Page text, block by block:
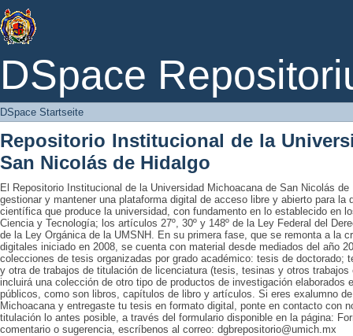
DSpace
DSpace Startseite
DSpace Startseite
Repositorio Institucional de la
San Nicolás de Hidalgo
El Repositorio Institucional de la Universidad Michoacana de San Nicolás
gestionar y mantener una plataforma digital de acceso libre y abierto para la
científica que produce la universidad, con fundamento en lo establecido en
Ciencia y Tecnología; los artículos 27º, 30º y 148º de la Ley Federal del
de la Ley Orgánica de la UMSNH. En su primera fase, que se remonta a la
digitales iniciado en 2008, se cuenta con material desde mediados del año
colecciones de tesis organizadas por grado académico: tesis de doctorado;
y otra de trabajos de titulación de licenciatura (tesis, tesinas y otros
incluirá una colección de otro tipo de productos de investigación elaborados
públicos, como son libros, capítulos de libro y artículos. Si eres exalumno
Michoacana y entregaste tu tesis en formato digital, ponte en contacto con
titulación lo antes posible, a través del formulario disponible en la página:
comentario o sugerencia, escríbenos al correo: dgbrepositorio@umich.mx